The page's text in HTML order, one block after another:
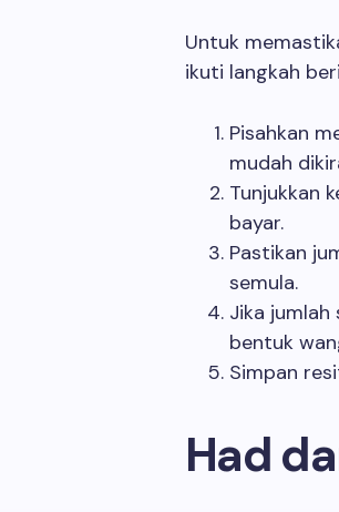
Untuk
ikuti langkah
Pisahkan
mudah
Tunjukkan
bayar.
Pastikan
semula.
Jika jumlah
bentuk
Simpan
Had